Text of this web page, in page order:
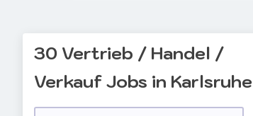
30 Vertrieb / Handel /
Verkauf Jobs in Karlsruhe